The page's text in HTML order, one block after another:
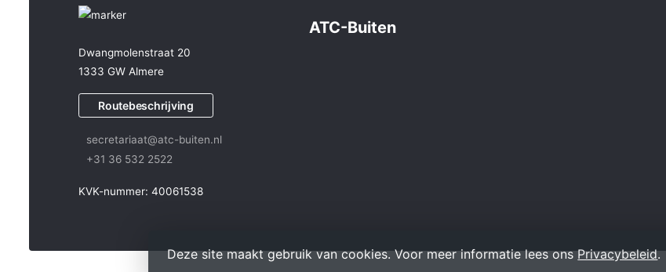
Dwangmolenstraat 20
1333 GW Almere
Routebeschrijving
secretariaat@atc-buiten.nl
+31 36 532 2522
KVK-nummer: 40061538
ATC-Buiten
Deze site maakt gebruik van cookies. Voor meer informatie lees onsPrivacybeleid.